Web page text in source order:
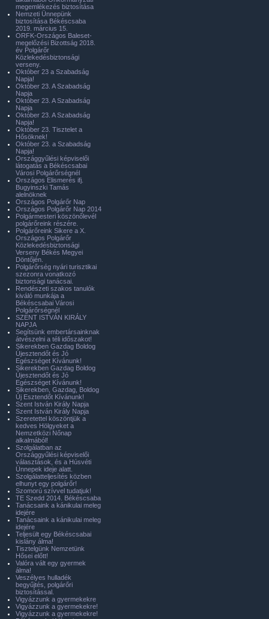
megemlékezés biztosítása
Nemzeti Ünnepünk
biztosítása Békéscsaba
2019. március 15.
ORFK-Országos Baleset-
megelőzési Bizottság 2018.
év Polgárőr
Közlekedésbiztonsági
verseny.
Október 23 a Szabadság
Napja!
Október 23. A Szabadság
Napja
Október 23. A Szabadság
Napja
Október 23. A Szabadság
Napja!
Október 23. Tisztelet a
Hősöknek!
Október 23. a Szabadság
Napja!
Országgyűlési képviselői
látogatás a Békéscsabai
Városi Polgárőrségnél
Országos Elismerés ifj.
Bugyinszki Tamás
alelnöknek
Országos Polgárőr Nap
Országos Polgárőr Nap 2014
Polgármesteri köszönőlevél
polgárőreink részére.
Polgárőreink Sikere a X.
Országos Polgárőr
Közlekedésbiztonsági
Verseny Békés Megyei
Döntőjén.
Polgárőrség nyári turisztikai
szezonra vonatkozó
biztonsági tanácsai.
Rendészeti szakos tanulók
kiváló munkája a
Békéscsabai Városi
Polgárőrségnél
SZENT ISTVÁN KIRÁLY
NAPJA
Segítsünk embertársainknak
átvészelni a téli időszakot!
Sikerekben Gazdag Boldog
Újesztendőt és Jó
Egészséget Kívánunk!
Sikerekben Gazdag Boldog
Újesztendőt és Jó
Egészséget Kívánunk!
Sikerekben, Gazdag, Boldog
Új Esztendőt Kívánunk!
Szent István Király Napja
Szent István Király Napja
Szeretettel köszöntjük a
kedves Hölgyeket a
Nemzetközi Nőnap
alkalmából!
Szolgálatban az
Országgyűlési képviselői
választások, és a Húsvéti
Ünnepek ideje alatt.
Szolgálatteljesítés közben
elhunyt egy polgárőr!
Szomorú szívvel tudatjuk!
TE Szedd 2014. Békéscsaba
Tanácsaink a kánikulai meleg
idejére
Tanácsaink a kánikulai meleg
idejére
Teljesült egy Békéscsabai
kislány álma!
Tisztelgünk Nemzetünk
Hősei előtt!
Valóra vált egy gyermek
álma!
Veszélyes hulladék
begyűjtés, polgárőri
biztosítással.
Vigyázzunk a gyermekekre
Vigyázzunk a gyermekekre!
Vigyázzunk a gyermekekre!